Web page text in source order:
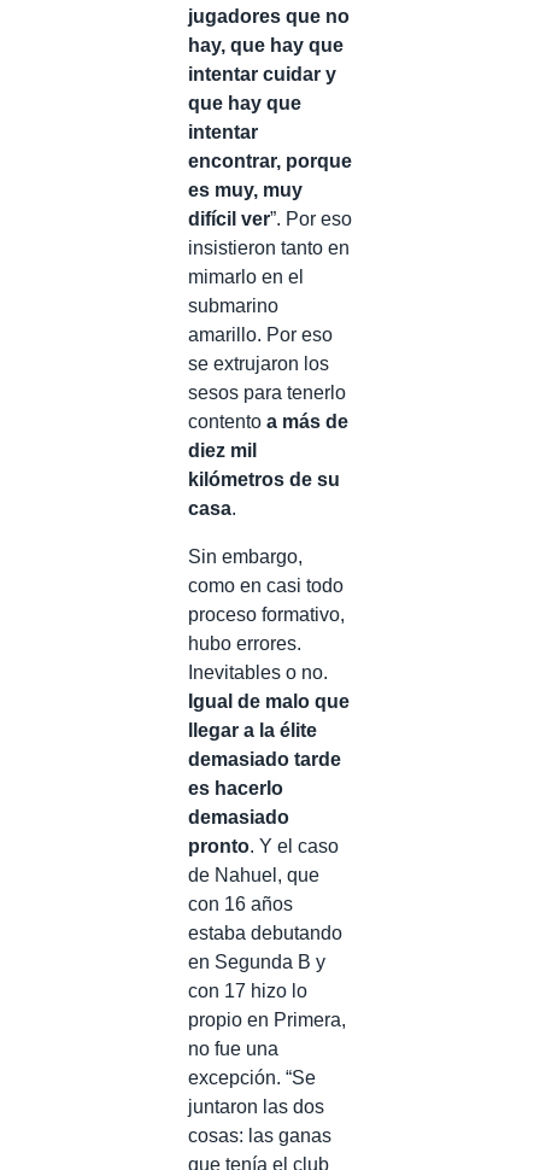
jugadores que no
hay, que hay que
intentar cuidar y
que hay que
intentar
encontrar, porque
es muy, muy
difícil ver”. Por eso
insistieron tanto en
mimarlo en el
submarino
amarillo. Por eso
se extrujaron los
sesos para tenerlo
contento a más de
diez mil
kilómetros de su
casa.
Sin embargo,
como en casi todo
proceso formativo,
hubo errores.
Inevitables o no.
Igual de malo que
llegar a la élite
demasiado tarde
es hacerlo
demasiado
pronto. Y el caso
de Nahuel, que
con 16 años
estaba debutando
en Segunda B y
con 17 hizo lo
propio en Primera,
no fue una
excepción. “Se
juntaron las dos
cosas: las ganas
que tenía el club